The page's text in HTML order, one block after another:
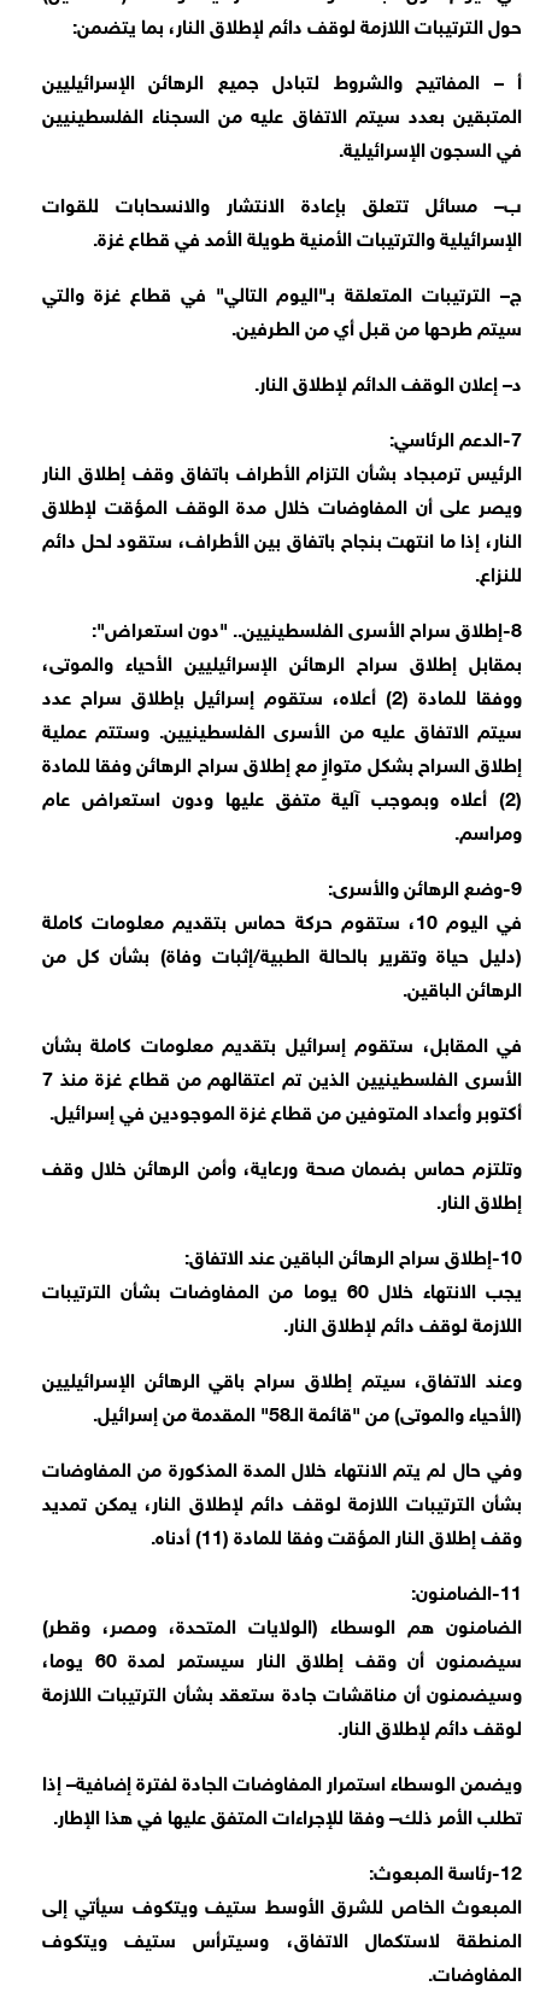
حول الترتيبات اللازمة لوقف دائم لإطلاق النار، بما يتضمن:
أ – المفاتيح والشروط لتبادل جميع الرهائن الإسرائيليين
المتبقين بعدد سيتم الاتفاق عليه من السجناء الفلسطينيين
في السجون الإسرائيلية.
ب– مسائل تتعلق بإعادة الانتشار والانسحابات للقوات
الإسرائيلية والترتيبات الأمنية طويلة الأمد في قطاع غزة.
ج– الترتيبات المتعلقة بـ"اليوم التالي" في قطاع غزة والتي
سيتم طرحها من قبل أي من الطرفين.
د– إعلان الوقف الدائم لإطلاق النار.
7-الدعم الرئاسي:
الرئيس ترمبجاد بشأن التزام الأطراف باتفاق وقف إطلاق النار
ويصر على أن المفاوضات خلال مدة الوقف المؤقت لإطلاق
النار، إذا ما انتهت بنجاح باتفاق بين الأطراف، ستقود لحل دائم
للنزاع.
8-إطلاق سراح الأسرى الفلسطينيين.. "دون استعراض":
بمقابل إطلاق سراح الرهائن الإسرائيليين الأحياء والموتى،
ووفقا للمادة (2) أعلاه، ستقوم إسرائيل بإطلاق سراح عدد
سيتم الاتفاق عليه من الأسرى الفلسطينيين. وستتم عملية
إطلاق السراح بشكل متوازٍ مع إطلاق سراح الرهائن وفقا للمادة
(2) أعلاه وبموجب آلية متفق عليها ودون استعراض عام
ومراسم.
9-وضع الرهائن والأسرى:
في اليوم 10، ستقوم حركة حماس بتقديم معلومات كاملة
(دليل حياة وتقرير بالحالة الطبية/إثبات وفاة) بشأن كل من
الرهائن الباقين.
في المقابل، ستقوم إسرائيل بتقديم معلومات كاملة بشأن
الأسرى الفلسطينيين الذين تم اعتقالهم من قطاع غزة منذ 7
أكتوبر وأعداد المتوفين من قطاع غزة الموجودين في إسرائيل.
وتلتزم حماس بضمان صحة ورعاية، وأمن الرهائن خلال وقف
إطلاق النار.
10-إطلاق سراح الرهائن الباقين عند الاتفاق:
يجب الانتهاء خلال 60 يوما من المفاوضات بشأن الترتيبات
اللازمة لوقف دائم لإطلاق النار.
وعند الاتفاق، سيتم إطلاق سراح باقي الرهائن الإسرائيليين
(الأحياء والموتى) من "قائمة الـ58" المقدمة من إسرائيل.
وفي حال لم يتم الانتهاء خلال المدة المذكورة من المفاوضات
بشأن الترتيبات اللازمة لوقف دائم لإطلاق النار، يمكن تمديد
وقف إطلاق النار المؤقت وفقا للمادة (11) أدناه.
11-الضامنون:
الضامنون هم الوسطاء (الولايات المتحدة، ومصر، وقطر)
سيضمنون أن وقف إطلاق النار سيستمر لمدة 60 يوما،
وسيضمنون أن مناقشات جادة ستعقد بشأن الترتيبات اللازمة
لوقف دائم لإطلاق النار.
ويضمن الوسطاء استمرار المفاوضات الجادة لفترة إضافية– إذا
تطلب الأمر ذلك– وفقا للإجراءات المتفق عليها في هذا الإطار.
12-رئاسة المبعوث:
المبعوث الخاص للشرق الأوسط ستيف ويتكوف سيأتي إلى
المنطقة لاستكمال الاتفاق، وسيترأس ستيف ويتكوف
المفاوضات.